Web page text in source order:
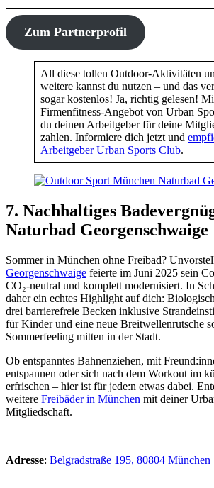
Zum Partnerprofil
All diese tollen Outdoor-Aktivitäten
weitere kannst du nutzen – und das
sogar kostenlos! Ja, richtig gelesen!
Firmenfitness-Angebot von Urban
du deinen Arbeitgeber für deine
zahlen. Informiere dich jetzt und
Arbeitgeber Urban Sports Club.
7. Nachhaltiges
Naturbad Georgenschwaige
Sommer in München ohne Freibad?
Georgenschwaige feierte im Juni 2025 sein
CO₂-neutral und komplett modernisiert. In
daher ein echtes Highlight auf dich:
drei barrierefreie Becken inklusive
für Kinder und eine neue Breitwellenrutsche
Sommerfeeling mitten in der Stadt.
Ob entspanntes Bahnenziehen, mit
entspannen oder sich nach dem Workout im
erfrischen – hier ist für jede:n etwas dabei.
weitere Freibäder in München mit deiner
Mitgliedschaft.
Adresse: Belgradstraße 195, 80804 München